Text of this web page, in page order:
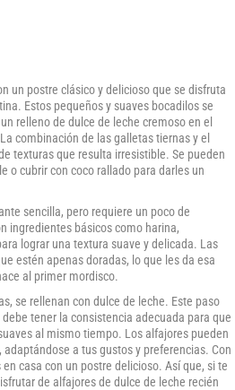
un postre clásico y delicioso que se disfruta
Estos pequeños y suaves bocadilos se
relleno de dulce de leche cremoso en el
combinación de las galletas tiernas y el
texturas que resulta irresistible. Se pueden
o cubrir con coco rallado para darles un
sencilla, pero requiere un poco de
ingredientes básicos como harina,
lograr una textura suave y delicada. Las
estén apenas doradas, lo que les da esa
al primer mordisco.
se rellenan con dulce de leche. Este paso
tener la consistencia adecuada para que
al mismo tiempo. Los alfajores pueden
a tus gustos y preferencias. Con
casa con un postre delicioso. Así que, si te
de alfajores de dulce de leche recién